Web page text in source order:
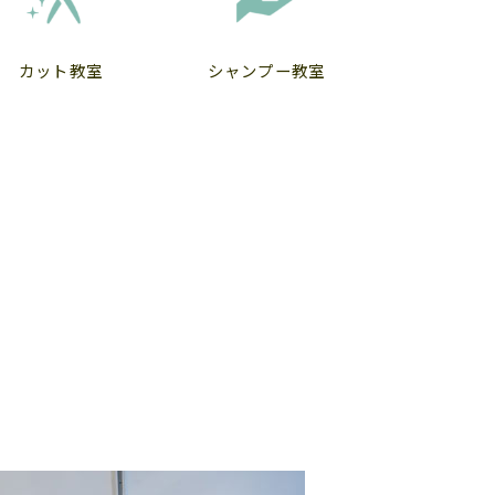
カット教室 シャンプー教室